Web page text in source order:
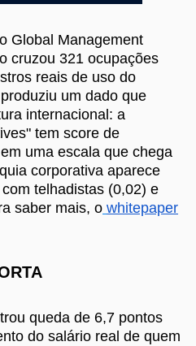
Global Management
cruzou 321 ocupações
reais de uso do
um dado que
internacional: a
tem score de
uma escala que chega
corporativa aparece
telhadistas (0,02) e
saber mais, o whitepaper
queda de 6,7 pontos
do salário real de quem